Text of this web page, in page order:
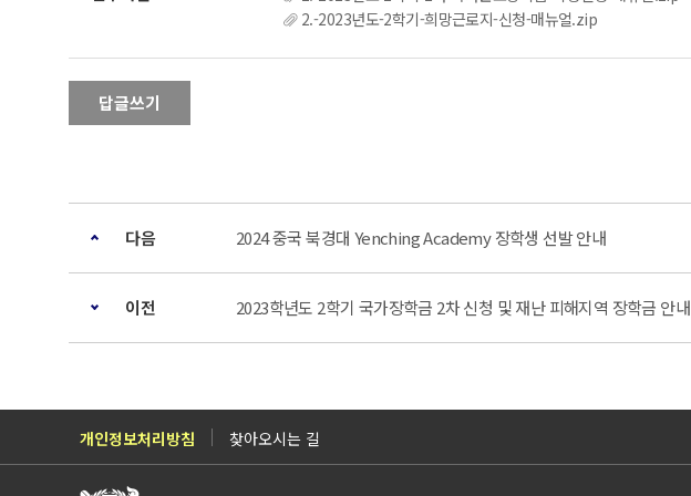
2.-2023년도-2학기-희망근로지-신청-매뉴얼.zip
답글쓰기
다음 2024 중국 북경대 Yenching Academy 장학생 선발 안내
이전 2023학년도 2학기 국가장학금 2차 신청 및 재난 피해지역 장학금 안내
개인정보처리방침 찾아오시는 길